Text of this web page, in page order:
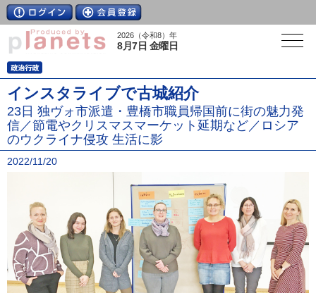
2026（令和8）年
8月7日 金曜日
インスタライブで古城紹介
23日 独ヴォ市派遣・豊橋市職員帰国前に街の魅力発
信／節電やクリスマスマーケット延期など／ロシア
のウクライナ侵攻 生活に影
2022/11/20